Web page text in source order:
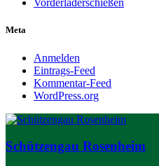
Vorderladerschießen
Meta
Anmelden
Eintrags-Feed
Kommentar-Feed
WordPress.org
Schützengau Rosenheim